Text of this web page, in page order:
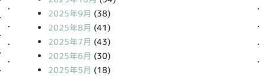
2025年9月 (38)
2025年8月 (41)
2025年7月 (43)
2025年6月 (30)
2025年5月 (18)